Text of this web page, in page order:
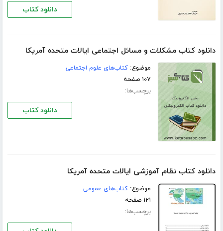
دانلود کتاب
دانلود کتاب مشکلات و مسائل اجتماعی ایالات متحده آمریکا
موضوع:کتاب‌های علوم اجتماعی
۱۰۷ صفحه
برچسب‌ها:
دانلود کتاب
دانلود کتاب نظام آموزشی ایالات متحده آمریکا
موضوع:کتاب‌های عمومی
۱۲۱ صفحه
برچسب‌ها: